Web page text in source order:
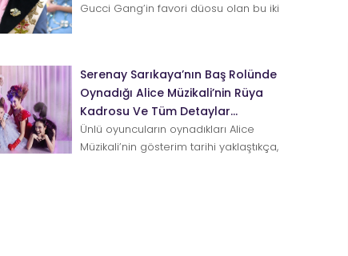
Gucci Gang’in favori düosu olan bu iki
Serenay Sarıkaya’nın Baş Rolünde
Oynadığı Alice Müzikali’nin Rüya
Kadrosu Ve Tüm Detaylar…
Ünlü oyuncuların oynadıkları Alice
Müzikali’nin gösterim tarihi yaklaştıkça,